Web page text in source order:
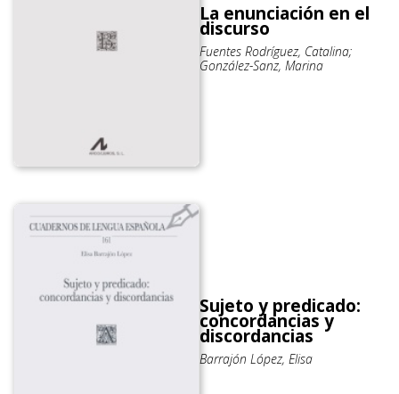
La enunciación en el
discurso
Fuentes Rodríguez, Catalina;
González-Sanz, Marina
Sujeto y predicado:
concordancias y
discordancias
Barrajón López, Elisa